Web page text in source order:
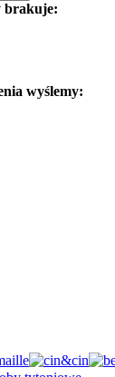
brakuje:
wyślemy: